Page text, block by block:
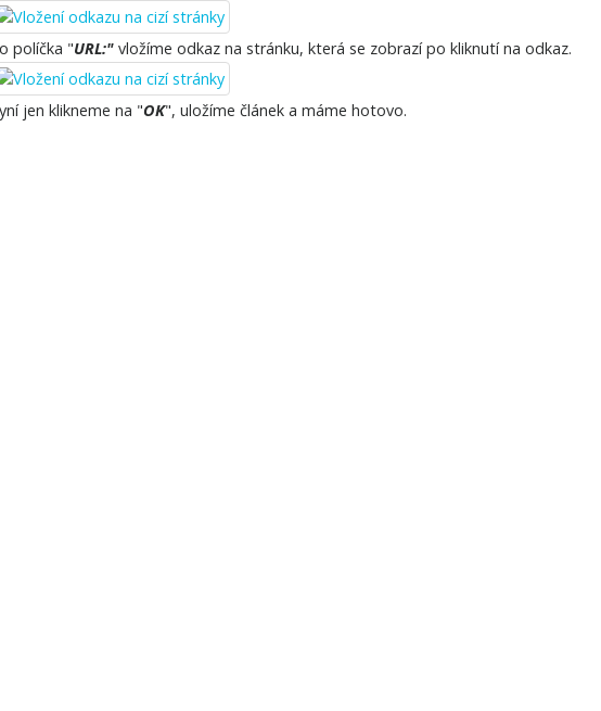
políčka "URL:" vložíme odkaz na stránku, která se zobrazí po kliknutí na odkaz.
jen klikneme na "OK", uložíme článek a máme hotovo.